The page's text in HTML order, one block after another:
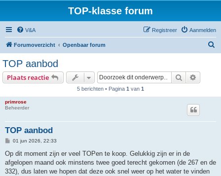
TOP-klasse forum
V&A Aanmelden
Registreer
Forumoverzicht Openbaar forum
TOP aanbod
Plaats reactie Zoek
5 berichten • Pagina 1 van 1
primrose
Beheerder
TOP aanbod
B
r
i
c
h
01 jun 2026, 22:33
Op dit moment zijn er veel TOPen te koop. Gelukkig zijn er in de
afgelopen maand ook minstens twee goed terecht gekomen (de 267 en de
332), dus laten we hopen dat deze ook snel weer op het water te vinden